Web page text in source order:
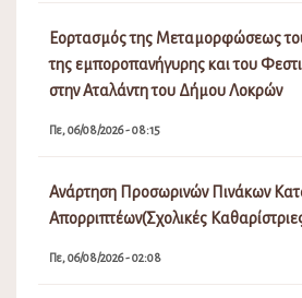
Εορτασμός της Μεταμορφώσεως
της εμποροπανήγυρης και του
στην Αταλάντη του Δήμου Λοκρών
Πε, 06/08/2026 - 08:15
Ανάρτηση Προσωρινών Πινάκων
Απορριπτέων(Σχολικές
Πε, 06/08/2026 - 02:08